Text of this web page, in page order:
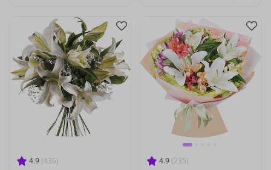
4.9 (436) 4.9 (235)